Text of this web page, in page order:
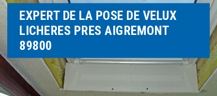
EXPERT DE LA POSE DE VELUX
LICHERES PRES AIGREMONT
89800